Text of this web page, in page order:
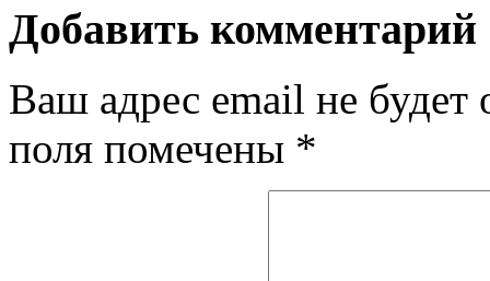
Добавить комментарий
Ваш адрес email не будет
поля помечены *